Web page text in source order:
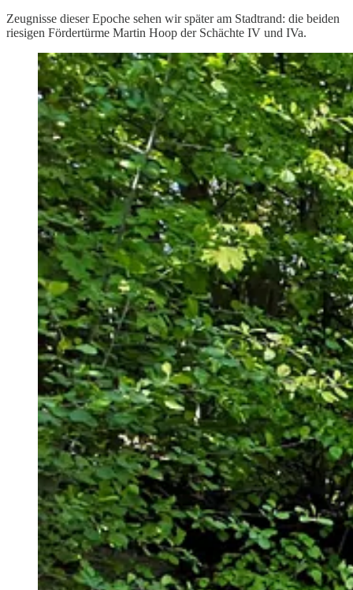
Zeugnisse dieser Epoche sehen wir später am Stadtrand: die beiden
riesigen Fördertürme Martin Hoop der Schächte IV und IVa.